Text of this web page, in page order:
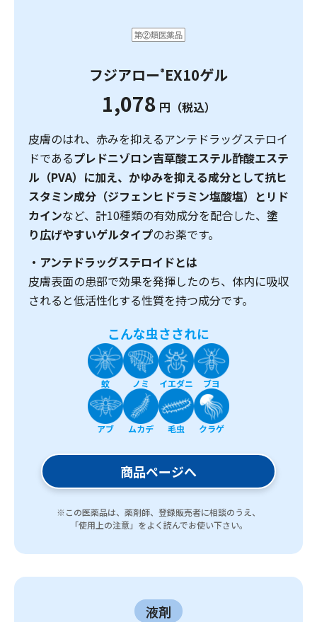
フジアロー®EX10ゲル
1,078 円（税込）
皮膚のはれ、赤みを抑えるアンテドラッグステロイ
ドであるプレドニゾロン吉草酸エステル酢酸エステ
ル（PVA）に加え、かゆみを抑える成分として抗ヒ
スタミン成分（ジフェンヒドラミン塩酸塩）とリド
カインなど、計10種類の有効成分を配合した、 塗
り広げやすいゲルタイプのお薬です。
・アンテドラッグステロイドとは
皮膚表面の患部で効果を発揮したのち、体内に吸収
されると低活性化する性質を持つ成分です。
こんな虫さされに
蚊 ノミ イエダニ ブヨ
アブ ムカデ 毛虫 クラゲ
商品ページへ
※この医薬品は、薬剤師、登録販売者に相談のうえ、
「使用上の注意」をよく読んでお使い下さい。
液剤